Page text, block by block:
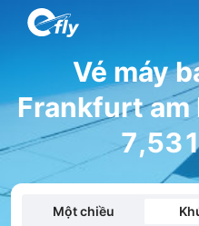
Vé máy
Frankfurt am
Một chiều